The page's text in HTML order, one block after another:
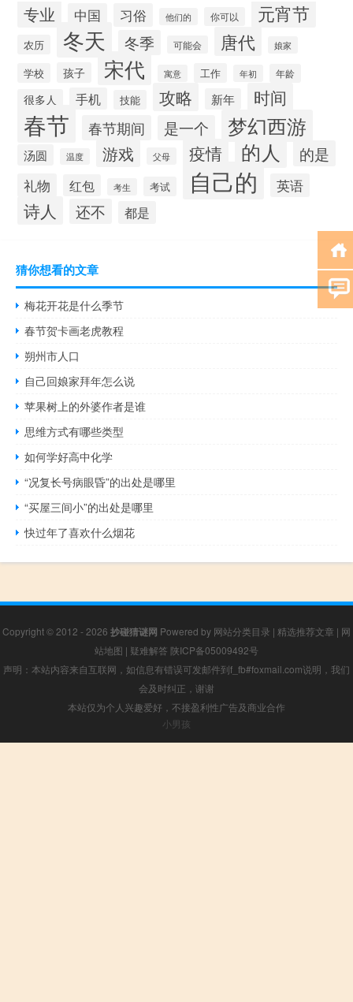
专业 中国 习俗 他们的 你可以 元宵节
农历 冬天 冬季 可能会 唐代 娘家
学校 孩子 宋代 寓意 工作 年初 年龄
很多人 手机 技能 攻略 新年 时间
春节 春节期间 是一个 梦幻西游
汤圆 温度 游戏 父母 疫情 的人 的是
礼物 红包 考生 考试 自己的 英语
诗人 还不 都是
猜你想看的文章
梅花开花是什么季节
春节贺卡画老虎教程
朔州市人口
自己回娘家拜年怎么说
苹果树上的外婆作者是谁
思维方式有哪些类型
如何学好高中化学
“况复长号病眼昏”的出处是哪里
“买屋三间小”的出处是哪里
快过年了喜欢什么烟花
Copyright © 2012 - 2026 抄碰猜谜网 Powered by 网站分类目录 | 精选推荐文章 | 网
站地图 | 疑难解答 陕ICP备05009492号
声明：本站内容来自互联网，如信息有错误可发邮件到f_fb#foxmail.com说明，我们
会及时纠正，谢谢
本站仅为个人兴趣爱好，不接盈利性广告及商业合作
小男孩